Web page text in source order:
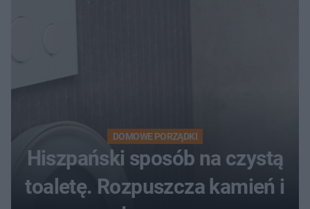
DOMOWE PORZĄDKI
Hiszpański sposób na czystą
toaletę. Rozpuszcza kamień i